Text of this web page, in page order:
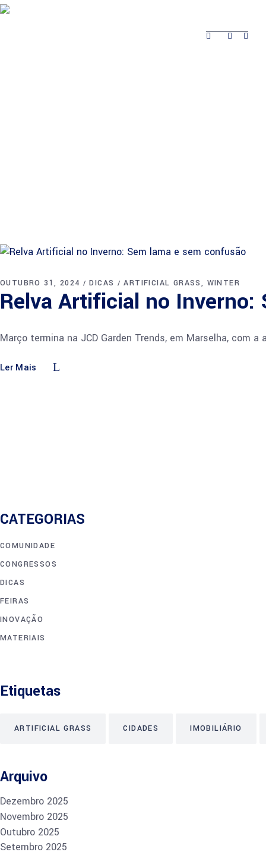
OUTUBRO 31, 2024 DICAS ARTIFICIAL GRASS WINTER
Relva Artificial no Inverno:
Março termina na JCD Garden Trends, em Marselha, com
Ler Mais
CATEGORIAS
COMUNIDADE
CONGRESSOS
DICAS
FEIRAS
INOVAÇÃO
MATERIAIS
Etiquetas
ARTIFICIAL GRASS CIDADES IMOBILIÁRIO
Arquivo
Dezembro 2025
Novembro 2025
Outubro 2025
Setembro 2025